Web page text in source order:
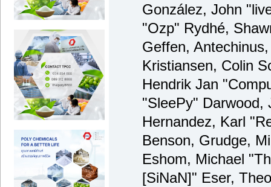
González, John
"Ozp" Rydhé,
Geffen,
Kristiansen, Colin
Hendrik Jan
"SleePy" Darwood,
Hernandez, Karl
Benson, Grudge,
Eshom, Michael
[SiNaN]" Eser,